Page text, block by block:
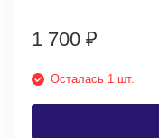
1 700 ₽
Осталась 1 шт.